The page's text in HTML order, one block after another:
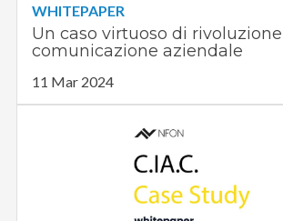
WHITEPAPER
Un caso virtuoso di
comunicazione aziendale
11 Mar 2024